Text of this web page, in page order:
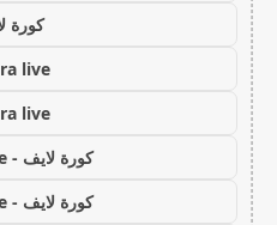
كورة
live
live
كورة لايف - koora live
كورة لايف - koora live